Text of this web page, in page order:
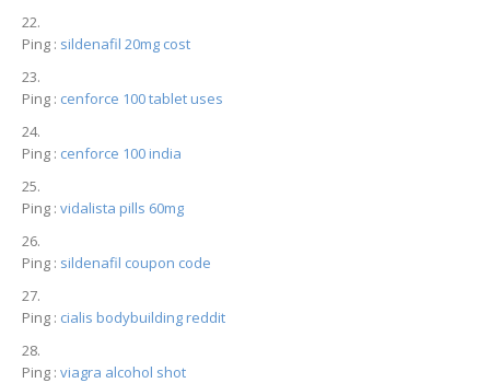
Ping : sildenafil 20mg cost
Ping : cenforce 100 tablet uses
Ping : cenforce 100 india
Ping : vidalista pills 60mg
Ping : sildenafil coupon code
Ping : cialis bodybuilding reddit
Ping : viagra alcohol shot